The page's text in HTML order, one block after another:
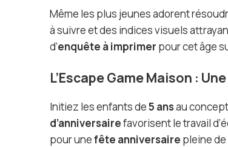
Même les plus jeunes adorent
à suivre et des indices visuels
d’enquête à imprimer pour cet âge
L’Escape Game Maison :
Initiez les enfants de5 ansau concept
d’anniversairefavorisent le travail
pour unefête anniversaire pleine de